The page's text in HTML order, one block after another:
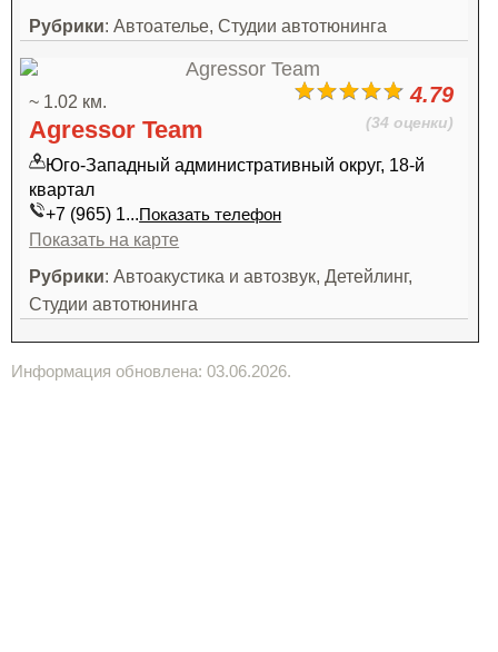
Рубрики: Автоателье, Студии автотюнинга
4.79
(34 оценки)
~ 1.02 км.
Agressor Team
Юго-Западный административный округ, 18-й
квартал
+7 (965) 1...Показать телефон
Показать на карте
Рубрики: Автоакустика и автозвук, Детейлинг,
Студии автотюнинга
Информация обновлена: 03.06.2026.